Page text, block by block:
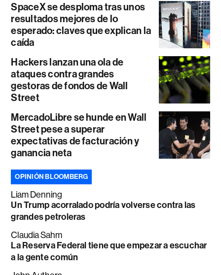
SpaceX se desploma tras unos
resultados mejores de lo
esperado: claves que explican la
caída
Hackers lanzan una ola de
ataques contra grandes
gestoras de fondos de Wall
Street
MercadoLibre se hunde en Wall
Street pese a superar
expectativas de facturación y
ganancia neta
OPINIÓN BLOOMBERG
Liam Denning
Un Trump acorralado podría volverse contra las
grandes petroleras
Claudia Sahm
La Reserva Federal tiene que empezar a escuchar
a la gente común